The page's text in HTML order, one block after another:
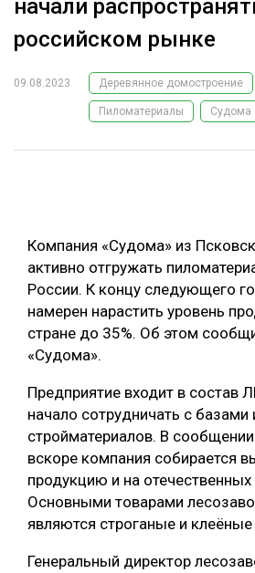
ЛЕСНОЕ ХОЗЯЙСТВО
ЛЕСОЗАГОТОВКА
ОБРАБОТКА ДРЕВЕСИНЫ
ЛЕСОВОССТАНОВЛЕНИЕ И ЗАЩИТА
ЛОГИСТИКА
ПРОИЗВОДСТВО ДРЕВЕСНЫХ ПЛИТ
ЦБП
КОМПЛЕКСНАЯ ПЕРЕРАБОТКА
ЛЕСОПИЛЕНИЕ
ДЕРЕВЯННОЕ ДОМОСТРОЕНИЕ
БЕЗОПАСНОЕ ПРОИЗВОДСТВО
СОРТИРОВКА ДРЕВЕСИНЫ
СУШКА ДРЕВЕСИНЫ
ТЕМАТИЧЕСКИЕ ПРОЕКТЫ
ЭКСПЕРТНОЕ МНЕНИЕ
начали
российском рынке
09.08.2023 Деревянное домостроение
Пиломатериалы Судома
Компания «Судома» из
активно отгружать
России. К концу следующего
намерен нарастить уровень
стране до 35%. Об этом
«Судома».
Предприятие входит в состав
начало сотрудничать с базами
стройматериалов. В
вскоре компания собирается
продукцию и на отечественных
Основными товарами
являются строганые и
Генеральный директор